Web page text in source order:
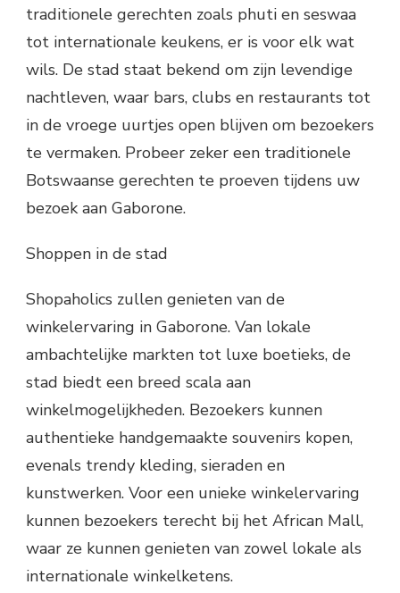
traditionele gerechten zoals phuti en seswaa
tot internationale keukens, er is voor elk wat
wils. De stad staat bekend om zijn levendige
nachtleven, waar bars, clubs en restaurants tot
in de vroege uurtjes open blijven om bezoekers
te vermaken. Probeer zeker een traditionele
Botswaanse gerechten te proeven tijdens uw
bezoek aan Gaborone.
Shoppen in de stad
Shopaholics zullen genieten van de
winkelervaring in Gaborone. Van lokale
ambachtelijke markten tot luxe boetieks, de
stad biedt een breed scala aan
winkelmogelijkheden. Bezoekers kunnen
authentieke handgemaakte souvenirs kopen,
evenals trendy kleding, sieraden en
kunstwerken. Voor een unieke winkelervaring
kunnen bezoekers terecht bij het African Mall,
waar ze kunnen genieten van zowel lokale als
internationale winkelketens.